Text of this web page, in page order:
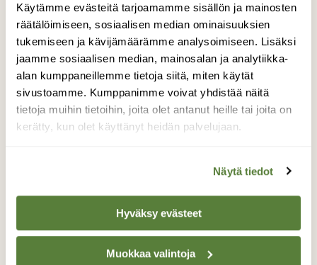
Käytämme evästeitä tarjoamamme sisällön ja mainosten
räätälöimiseen, sosiaalisen median ominaisuuksien
tukemiseen ja kävijämäärämme analysoimiseen. Lisäksi
jaamme sosiaalisen median, mainosalan ja analytiikka-
alan kumppaneillemme tietoja siitä, miten käytät
sivustoamme. Kumppanimme voivat yhdistää näitä
tietoja muihin tietoihin, joita olet antanut heille tai joita on
kerätty, kun olet käyttänyt heidän palvelujaan.
Näytä tiedot
Hyväksy evästeet
Muokkaa valintoja
Mustarastas maantiellä
Muutama mustarastas käänteli
tienpientareella pudonneita lehtiä syötävää
löytääkseen.
Valokuvaaja: Risto Kangassalo, Hintsa, Raisio
19.10.2022